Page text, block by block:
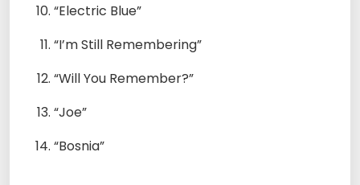
“Electric Blue”
“I’m Still Remembering”
“Will You Remember?”
“Joe”
“Bosnia”